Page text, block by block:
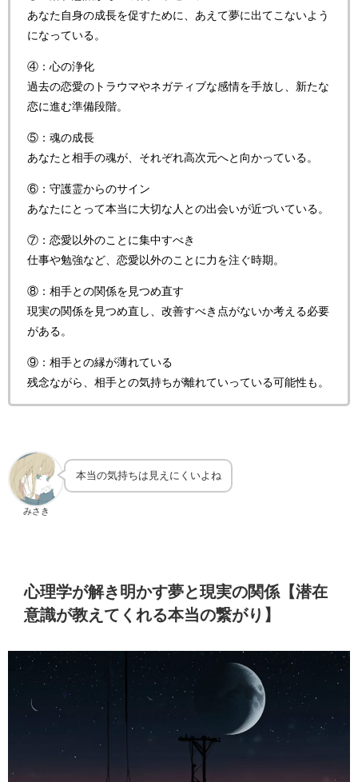
あなた自身の成長を促すために、あえて夢に出てこないよう
になっている。
④：心の浄化
過去の恋愛のトラウマやネガティブな感情を手放し、新たな
恋に進む準備段階。
⑤：魂の成長
あなたと相手の魂が、それぞれ高次元へと向かっている。
⑥：守護霊からのサイン
あなたにとって本当に大切な人との出会いが近づいている。
⑦：恋愛以外のことに集中すべき
仕事や勉強など、恋愛以外のことに力を注ぐ時期。
⑧：相手との関係を見つめ直す
現実の関係を見つめ直し、改善すべき点がないか考える必要
がある。
⑨：相手との縁が薄れている
残念ながら、相手との気持ちが離れていっている可能性も。
みさき
本当の気持ちは見えにくいよね
心理学が解き明かす夢と現実の関係【潜在
意識が教えてくれる本当の繋がり】